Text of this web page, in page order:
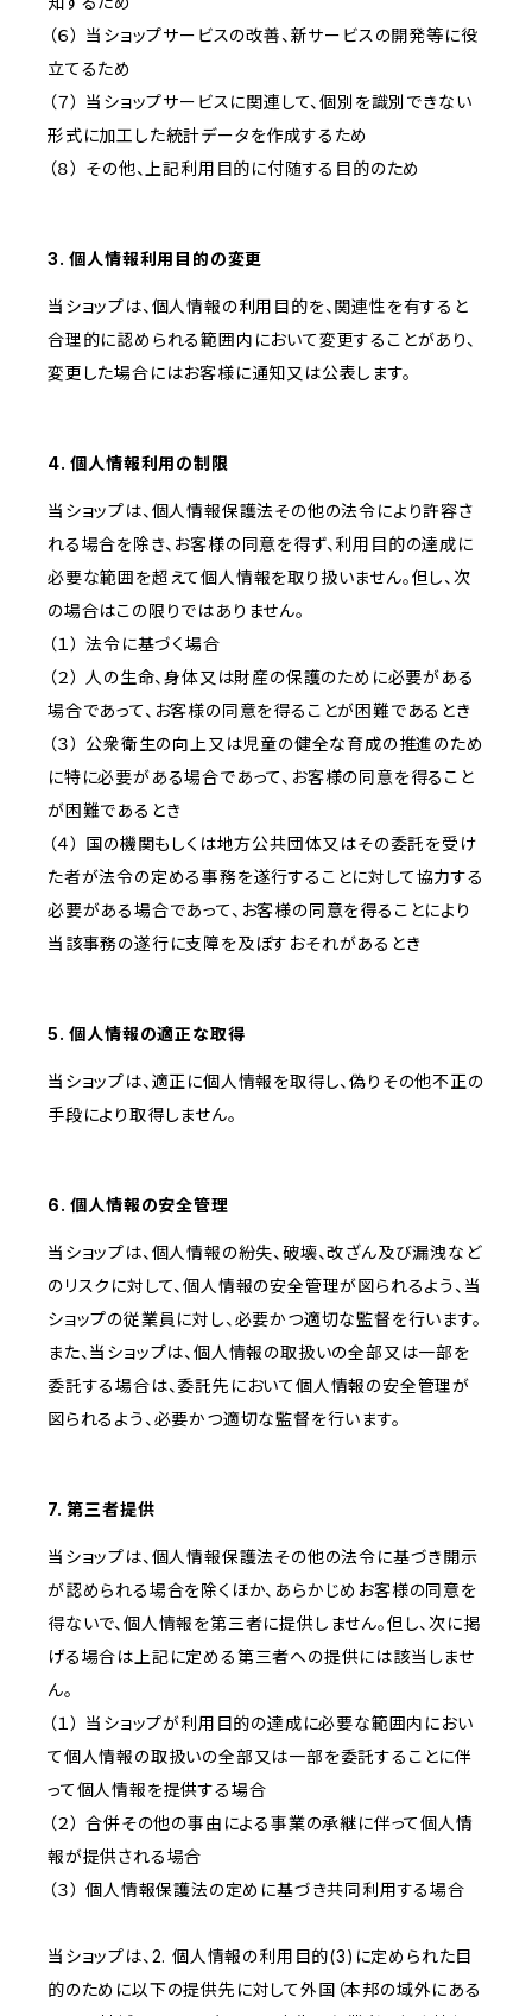
（６） 当ショップサービスの改善、新サービスの開発等に役
立てるため
（７） 当ショップサービスに関連して、個別を識別できない
形式に加工した統計データを作成するため
（８） その他、上記利用目的に付随する目的のため
3. 個人情報利用目的の変更
当ショップは、個人情報の利用目的を、関連性を有すると
合理的に認められる範囲内において変更することがあり、
変更した場合にはお客様に通知又は公表します。
4. 個人情報利用の制限
当ショップは、個人情報保護法その他の法令により許容さ
れる場合を除き、お客様の同意を得ず、利用目的の達成に
必要な範囲を超えて個人情報を取り扱いません。但し、次
の場合はこの限りではありません。
（１） 法令に基づく場合
（２） 人の生命、身体又は財産の保護のために必要がある
場合であって、お客様の同意を得ることが困難であるとき
（３） 公衆衛生の向上又は児童の健全な育成の推進のため
に特に必要がある場合であって、お客様の同意を得ること
が困難であるとき
（４） 国の機関もしくは地方公共団体又はその委託を受け
た者が法令の定める事務を遂行することに対して協力する
必要がある場合であって、お客様の同意を得ることにより
当該事務の遂行に支障を及ぼすおそれがあるとき
5. 個人情報の適正な取得
当ショップは、適正に個人情報を取得し、偽りその他不正の
手段により取得しません。
6. 個人情報の安全管理
当ショップは、個人情報の紛失、破壊、改ざん及び漏洩など
のリスクに対して、個人情報の安全管理が図られるよう、当
ショップの従業員に対し、必要かつ適切な監督を行います。
また、当ショップは、個人情報の取扱いの全部又は一部を
委託する場合は、委託先において個人情報の安全管理が
図られるよう、必要かつ適切な監督を行います。
7. 第三者提供
当ショップは、個人情報保護法その他の法令に基づき開示
が認められる場合を除くほか、あらかじめお客様の同意を
得ないで、個人情報を第三者に提供しません。但し、次に掲
げる場合は上記に定める第三者への提供には該当しませ
ん。
（１） 当ショップが利用目的の達成に必要な範囲内におい
て個人情報の取扱いの全部又は一部を委託することに伴
って個人情報を提供する場合
（２） 合併その他の事由による事業の承継に伴って個人情
報が提供される場合
（３） 個人情報保護法の定めに基づき共同利用する場合
当ショップは、2. 個人情報の利用目的(3)に定められた目
的のために以下の提供先に対して外国（本邦の域外にある